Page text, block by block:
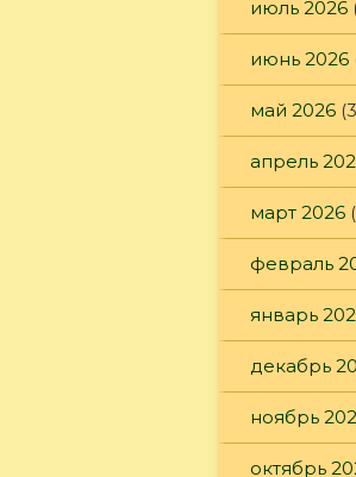
июль 2026
июнь 2026
май 2026
апрель
март 2026
февраль
январь
декабрь
ноябрь
октябрь